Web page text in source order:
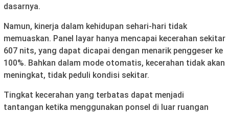
dasarnya.
Namun, kinerja dalam kehidupan sehari-hari tidak
memuaskan. Panel layar hanya mencapai kecerahan sekitar
607 nits, yang dapat dicapai dengan menarik penggeser ke
100%. Bahkan dalam mode otomatis, kecerahan tidak akan
meningkat, tidak peduli kondisi sekitar.
Tingkat kecerahan yang terbatas dapat menjadi
tantangan ketika menggunakan ponsel di luar ruangan